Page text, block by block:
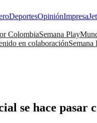
DeportesOpiniónImpresa
ColombiaSemana Play
en colaboraciónSemana
se hace pasar